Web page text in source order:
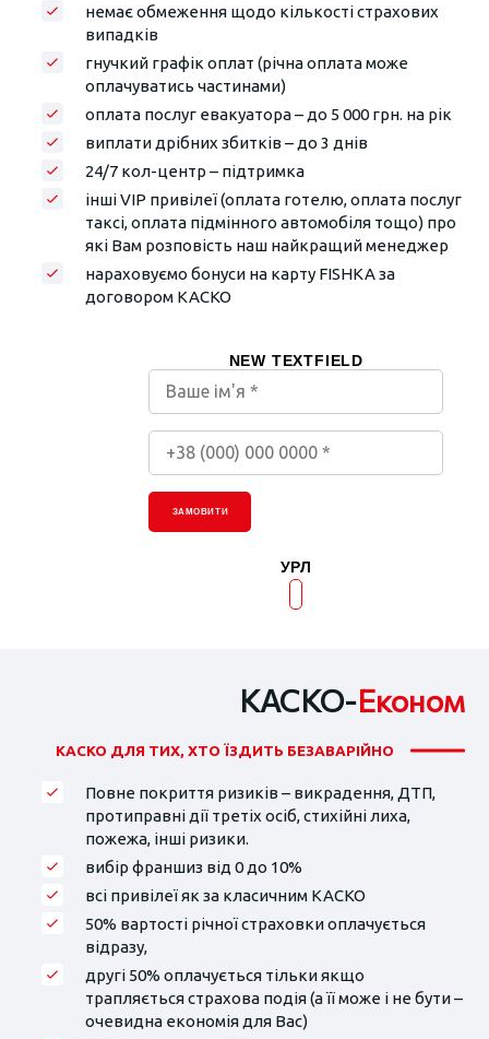
немає обмеження щодо кількості страхових
випадків
гнучкий графік оплат (річна оплата може
оплачуватись частинами)
оплата послуг евакуатора – до 5 000 грн. на рік
виплати дрібних збитків – до 3 днів
24/7 кол-центр – підтримка
інші VIP привілеї (оплата готелю, оплата послуг
таксі, оплата підмінного автомобіля тощо) про
які Вам розповість наш найкращий менеджер
нараховуємо бонуси на карту FISHKA за
договором КАСКО
NEW TEXTFIELD
ЗАМОВИТИ
УРЛ
КАСКО-Економ
КАСКО ДЛЯ ТИХ, ХТО ЇЗДИТЬ БЕЗАВАРІЙНО
Повне покриття ризиків – викрадення, ДТП,
протиправні дії третіх осіб, стихійні лиха,
пожежа, інші ризики.
вибір франшиз від 0 до 10%
всі привілеї як за класичним КАСКО
50% вартості річної страховки оплачується
відразу,
другі 50% оплачується тільки якщо
трапляється страхова подія (а її може і не бути –
очевидна економія для Вас)